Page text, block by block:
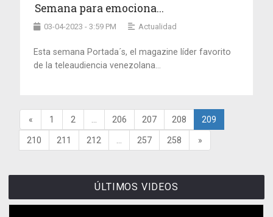
Semana para emociona...
03-04-2023 - 3:59 PM Actualidad
Esta semana Portada´s, el magazine líder favorito
de la teleaudiencia venezolana...
« 1 2 206 207 208 209
210 211 212 257 258 »
ÚLTIMOS VIDEOS